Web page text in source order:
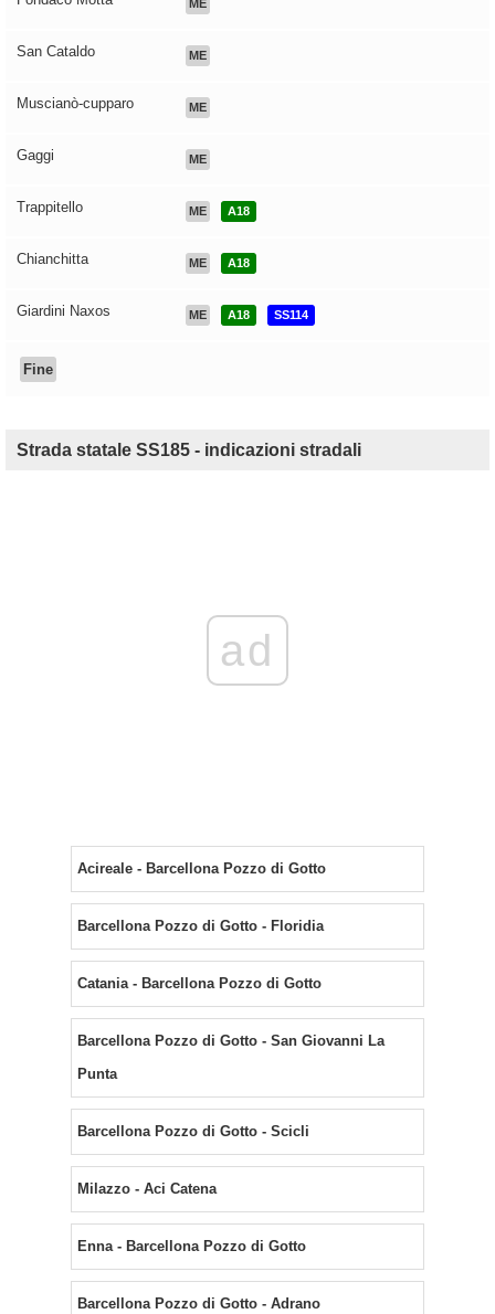
ME
San Cataldo ME
Muscianò-cupparo ME
Gaggi ME
Trappitello ME A18
Chianchitta ME A18
Giardini Naxos ME A18 SS114
Fine
Strada statale SS185 - indicazioni stradali
ad
Acireale - Barcellona Pozzo di Gotto
Barcellona Pozzo di Gotto - Floridia
Catania - Barcellona Pozzo di Gotto
Barcellona Pozzo di Gotto - San Giovanni La
Punta
Barcellona Pozzo di Gotto - Scicli
Milazzo - Aci Catena
Enna - Barcellona Pozzo di Gotto
Barcellona Pozzo di Gotto - Adrano